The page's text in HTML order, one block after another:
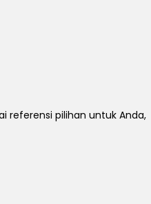
referensi pilihan untuk Anda,